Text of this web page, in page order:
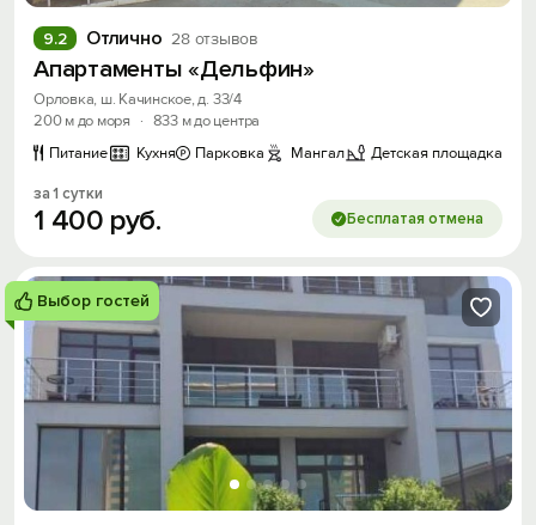
Отлично 28 отзывов
9.2
Апартаменты «Дельфин»
Орловка, ш. Качинское, д. 33/4
200 м до моря
· 833 м до центра
Питание
Кухня Парковка Мангал Детская площадка
за 1 сутки
1 400 руб. Бесплатая отмена
Выбор гостей